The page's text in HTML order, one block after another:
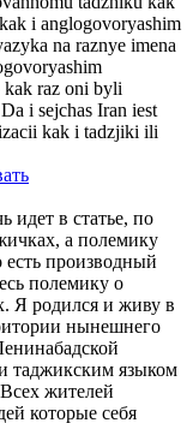
i anglogovoryashim
na raznye imena
kak raz oni byli
i sejchas Iran iest
kak i tadzjiki ili
идет в статье, по
а полемику
есть производный
полемику о
Я родился и живу в
нынешнего
таджикским языком
жителей
которые себя